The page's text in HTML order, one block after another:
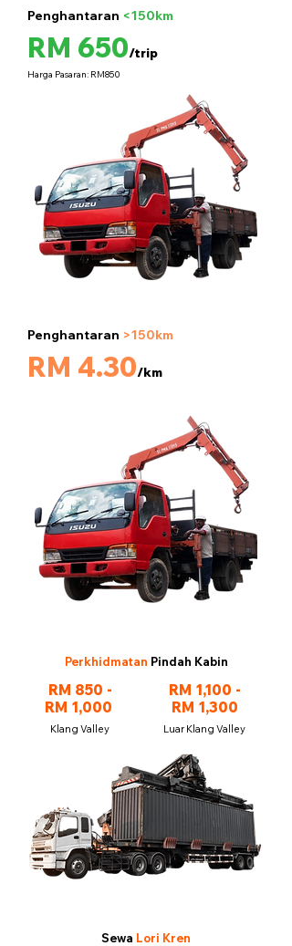
Penghantaran <150km
RM 650/trip
Harga Pasaran: RM850
Penghantaran >150km
RM 4.30/km
Perkhidmatan Pindah Kabin
RM 850 -
RM 1,000
Klang Valley
RM 1,100 -
RM 1,300
Luar Klang Valley
Sewa Lori Kren